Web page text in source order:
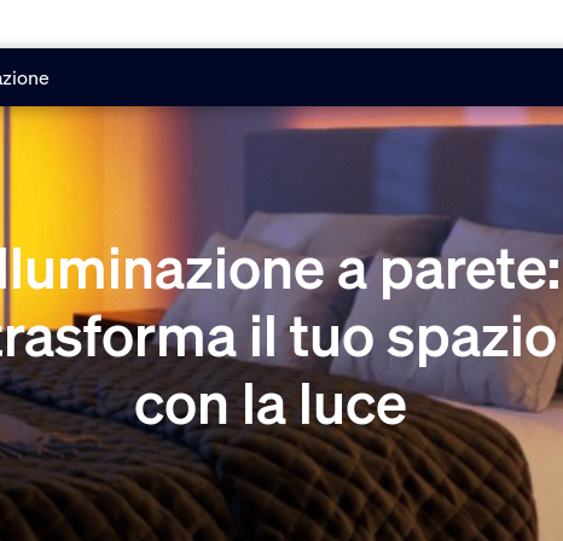
a parete:
il tuo spazio
con la luce